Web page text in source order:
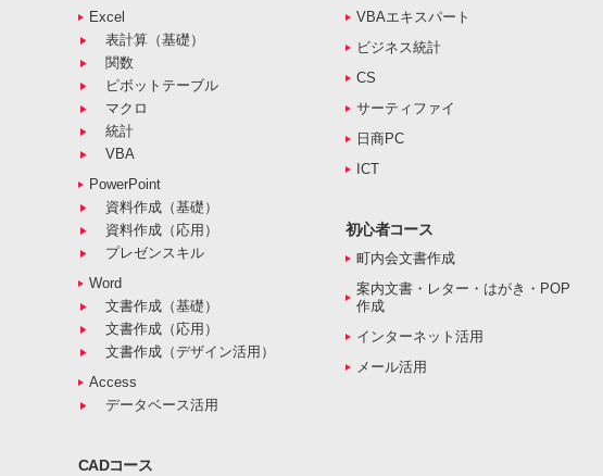
Excel
表計算（基礎）
関数
ピボットテーブル
マクロ
統計
VBA
PowerPoint
資料作成（基礎）
資料作成（応用）
プレゼンスキル
Word
文書作成（基礎）
文書作成（応用）
文書作成（デザイン活用）
Access
データベース活用
CADコース
VBAエキスパート
ビジネス統計
CS
サーティファイ
日商PC
ICT
初心者コース
町内会文書作成
案内文書・レター・はがき・POP
作成
インターネット活用
メール活用